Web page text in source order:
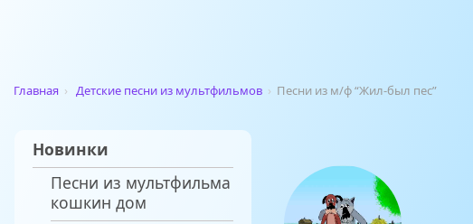
Главная › Детские песни из мультфильмов › Песни из м/ф “Жил-был пес”
Новинки
Песни из мультфильма
кошкин дом